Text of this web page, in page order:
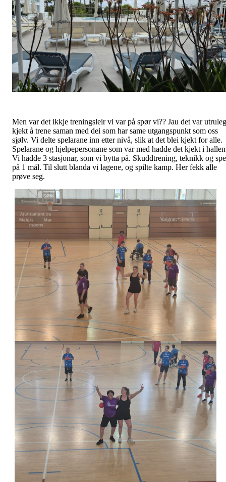
Men var det ikkje treningsleir vi var på spør vi?? Jau det var utruleg
kjekt å trene saman med dei som har same utgangspunkt som oss
sjølv. Vi delte spelarane inn etter nivå, slik at det blei kjekt for alle.
Spelarane og hjelpepersonane som var med hadde det kjekt i
Vi hadde 3 stasjonar, som vi bytta på. Skuddtrening, teknikk og
på 1 mål. Til slutt blanda vi lagene, og spilte kamp. Her fekk alle
prøve seg.